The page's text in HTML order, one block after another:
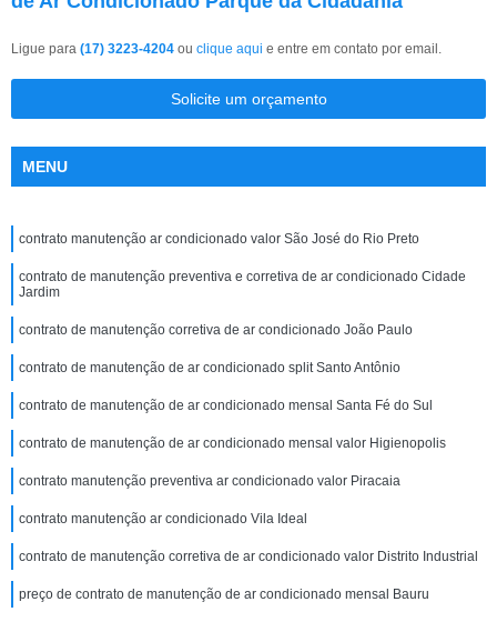
Ligue para (17) 3223-4204 ou clique aqui e entre em contato por email.
Solicite um orçamento
MENU
contrato manutenção ar condicionado valor São José do Rio Preto
contrato de manutenção preventiva e corretiva de ar condicionado Cidade
Jardim
contrato de manutenção corretiva de ar condicionado João Paulo
contrato de manutenção de ar condicionado split Santo Antônio
contrato de manutenção de ar condicionado mensal Santa Fé do Sul
contrato de manutenção de ar condicionado mensal valor Higienopolis
contrato manutenção preventiva ar condicionado valor Piracaia
contrato manutenção ar condicionado Vila Ideal
contrato de manutenção corretiva de ar condicionado valor Distrito Industrial
preço de contrato de manutenção de ar condicionado mensal Bauru